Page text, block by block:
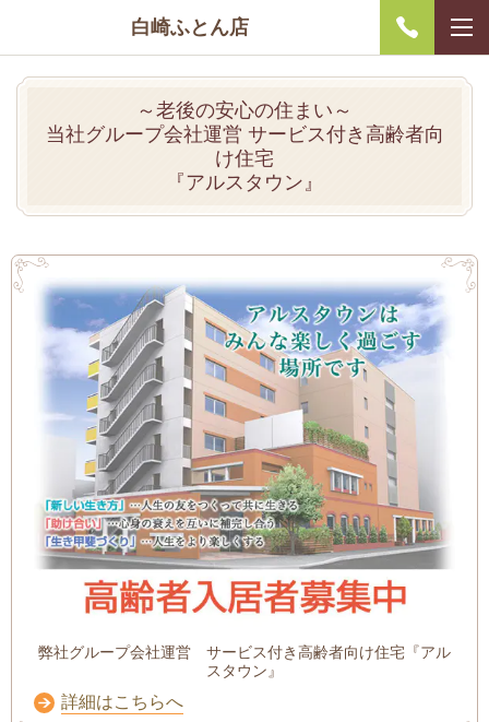
白崎ふとん店
～老後の安心の住まい～
当社グループ会社運営 サービス付き高齢者向
け住宅
『アルスタウン』
弊社グループ会社運営 サービス付き高齢者向け住宅『アル
スタウン』
詳細はこちらへ